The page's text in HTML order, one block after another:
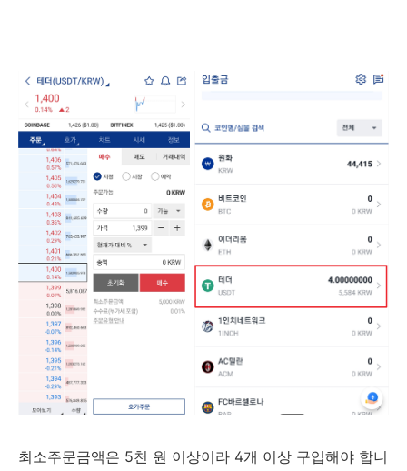
최소주문금액은 5천 원 이상이라 4개 이상 구입해야 합니